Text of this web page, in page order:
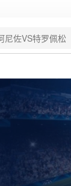
尼佐VS特罗佩松